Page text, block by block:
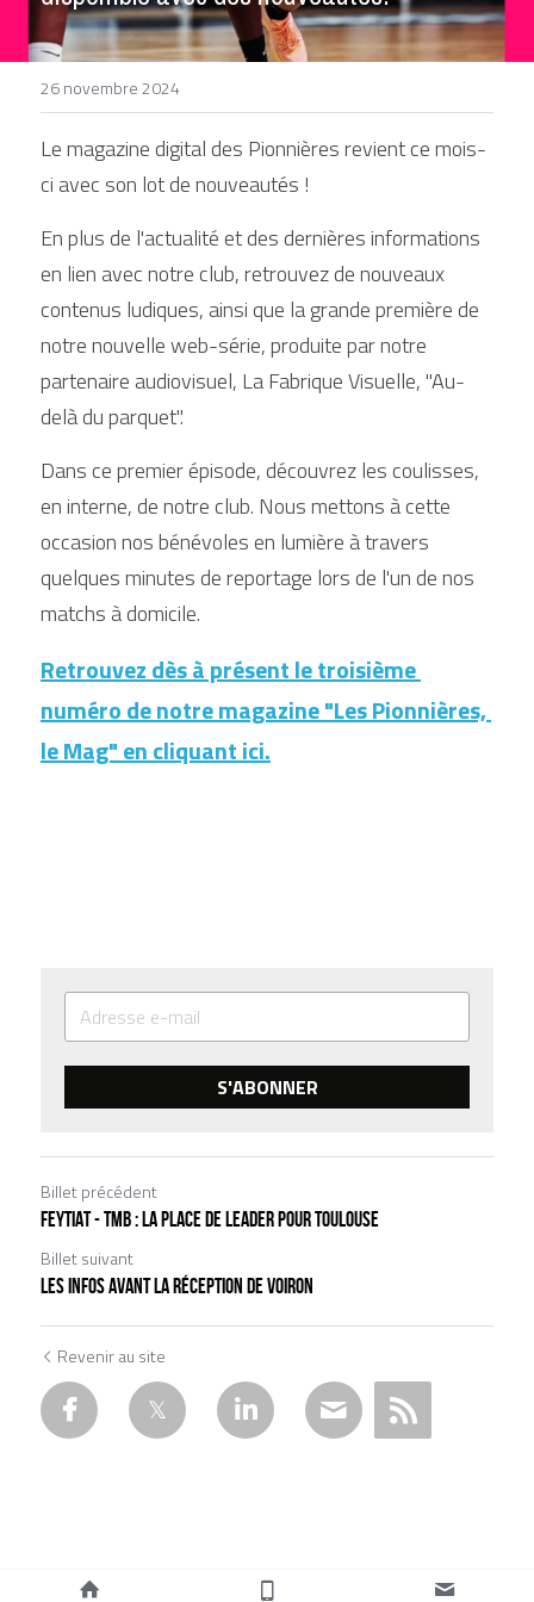
DEVENIR BÉNÉVOLE
26 novembre 2024
Le magazine digital des Pionnières revient ce mois-
ci avec son lot de nouveautés !
En plus de l'actualité et des dernières informations
en lien avec notre club, retrouvez de nouveaux
contenus ludiques, ainsi que la grande première de
notre nouvelle web-série, produite par notre
partenaire audiovisuel, La Fabrique Visuelle, "Au-
delà du parquet".
Dans ce premier épisode, découvrez les coulisses,
en interne, de notre club. Nous mettons à cette
occasion nos bénévoles en lumière à travers
quelques minutes de reportage lors de l'un de nos
matchs à domicile.
Retrouvez dès à présent le troisième
numéro de notre magazine "Les Pionnières,
le Mag" en cliquant ici.
S'ABONNER
Billet précédent
FEYTIAT - TMB : LA PLACE DE LEADER POUR TOULOUSE
Billet suivant
LES INFOS AVANT LA RÉCEPTION DE VOIRON
Revenir au site